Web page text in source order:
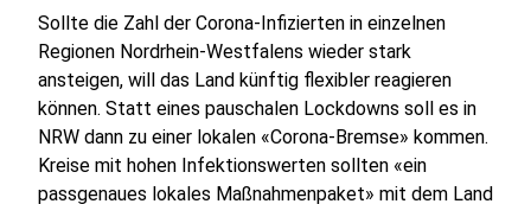
Sollte die Zahl der Corona-Infizierten in einzelnen
Regionen Nordrhein-Westfalens wieder stark
ansteigen, will das Land künftig flexibler reagieren
können. Statt eines pauschalen Lockdowns soll es in
NRW dann zu einer lokalen «Corona-Bremse» kommen.
Kreise mit hohen Infektionswerten sollten «ein
passgenaues lokales Maßnahmenpaket» mit dem Land